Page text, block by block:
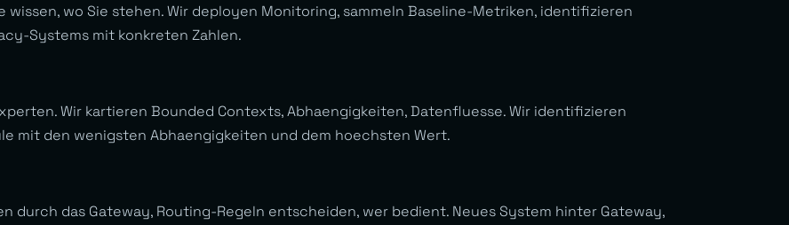
wissen, wo Sie stehen. Wir deployen Monitoring, sammeln Baseline-Metriken, identifizieren
Systems mit konkreten Zahlen.
Wir kartieren Bounded Contexts, Abhaengigkeiten, Datenfluesse. Wir identifizieren
mit den wenigsten Abhaengigkeiten und dem hoechsten Wert.
durch das Gateway, Routing-Regeln entscheiden, wer bedient. Neues System hinter Gateway,